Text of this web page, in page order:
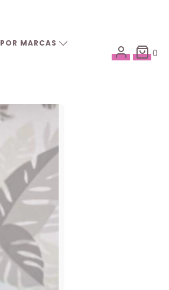
POR MARCAS
0